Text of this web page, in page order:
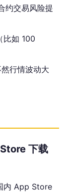
约交易风险提
比如 100
行情波动大
下载
内 App Store